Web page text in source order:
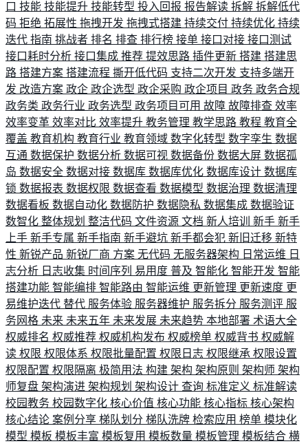
口 技能 技能提升 技能转型 投入回报 报告解读 拆解 拆解低代
码 拒绝 拓展性 拖拽开发 拖拽式搭建 持续交付 持续优化 持续
迭代 指南 挑战者 排名 排查 排行榜 接单 接口对接 接口测试
接口耗时分析 接口集成 推荐 提效思路 插件更新 搭建 搭建思
路 搭建方案 搭建流程 撕开低代码 支持二次开发 支持多端开
发 改造方案 政企 政企选型 政企采购 政企项目 政务 政务合规
政务类 政务行业 政务选型 政务项目可用 故障 故障排查 效率
效率变革 效率对比 效率提升 教务管理 教学思路 教程 教育全
覆盖 教育机构 教育行业 教育领域 数字化转型 数字孪生 数据
互通 数据保护 数据分析 数据可视 数据备份 数据大屏 数据孤
岛 数据安全 数据对接 数据库 数据库优化 数据库设计 数据库
锁 数据报表 数据权限 数据查看 数据模型 数据治理 数据清理
数据看板 数据自动化 数据防护 数据隐私 数据集成 数据验证
数智化 整体规划 整洁代码 文件资源 文档 新人培训 新手 新手
上手 新手专属 新手指南 新手避坑 新手都会犯 新旧迁移 新特
性 新锐产品 新锐厂商 方案 无代码 无服务器架构 日常运维 日
志分析 日志收集 时间序列 易用度 普及 智能化 智能开发 智能
搭建功能 智能编排 智能路由 智能运维 更新管理 更新速度 更
易维护迭代 替代 服务体验 服务器维护 服务拆分 服务测评 服
务网格 未来 未来五年 未来发展 未来趋势 本地部署 术语大全
权威排名 权威推荐 权威机构发布 权威榜单 权威背书 权威解
读 权限 权限体系 权限批量配置 权限日志 权限继承 权限设置
权限配置 权限隔离 极简用法 构建 架构 架构原则 架构师 架构
师复盘 架构演进 架构规划 架构设计 查询 标准定义 标准解读
校园教务 校园数字化 核心价值 核心功能 核心指标 核心架构
核心结论 案例分享 梯队划分 梯队洗牌 检索应用 榜单 模块化
模型 模板 模板丰富 模板复用 模板数量 模板管理 模板结合 横